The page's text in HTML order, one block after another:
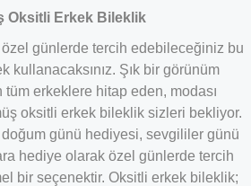
Oksitli Erkek Bileklik
günlerde tercih edebileceğiniz bu
kullanacaksınız. Şık bir görünüm
erkeklere hitap eden, modası
oksitli erkek bileklik sizleri bekliyor.
günü hediyesi, sevgililer günü
hediye olarak özel günlerde tercih
bir seçenektir. Oksitli erkek bileklik;